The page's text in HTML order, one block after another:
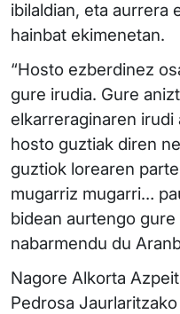
ibilaldian, eta aurrera
hainbat ekimenetan.
“Hosto ezberdinez
gure irudia. Gure
elkarreraginaren
hosto guztiak diren
guztiok lorearen
mugarriz mugarri…
bidean aurtengo gure
nabarmendu du
Nagore Alkorta
Pedrosa